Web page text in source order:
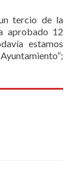
tercio de la
aprobado 12
estamos